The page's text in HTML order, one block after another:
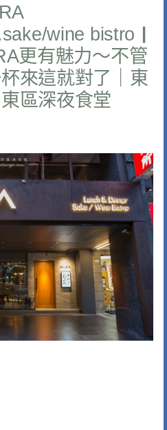
wine bistro｜
更有魅力～不管
來這就對了｜東
區深夜食堂